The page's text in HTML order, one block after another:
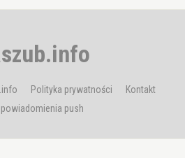
Polityka prywatności
Kontakt
powiadomienia push